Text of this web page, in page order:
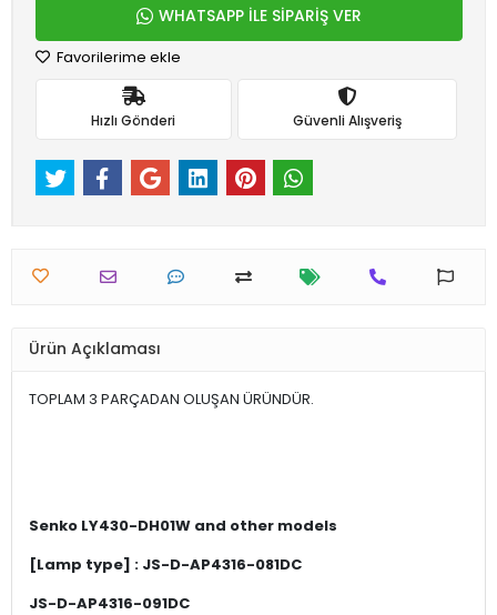
WHATSAPP İLE SİPARİŞ VER
Favorilerime ekle
Hızlı Gönderi Güvenli Alışveriş
Ürün Açıklaması
TOPLAM 3 PARÇADAN OLUŞAN ÜRÜNDÜR.
Senko LY430-DH01W and other models
[Lamp type] : JS-D-AP4316-081DC
JS-D-AP4316-091DC